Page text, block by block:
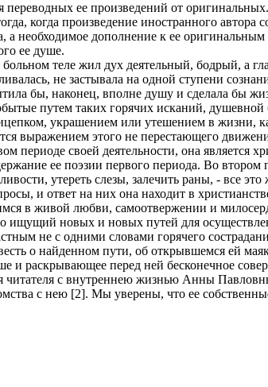
переводных ее произведений от
когда произведение иностранного
а необходимое дополнение к ее
ее душе.
теле жил дух деятельный, бодрый, а
не застывала на одной ступени
бы, наконец, вполне душу и сделала бы
путем таких горячих исканий,
украшением или утешением в жизни,
выражением этого не перестающего
периоде своей деятельности, она является
ее поэзии первого периода. Во
утереть слезы, залечить раны, - все
и ответ на них она находит в
в живой любви, самоотвержении и
ищущий новых и новых путей для
не с одними словами горячего
о найденном пути, об открывшемся ей
и раскрывающее перед ней бесконечное
читателя с внутреннею жизнью Анны
с нею [2]. Мы уверены, что ее